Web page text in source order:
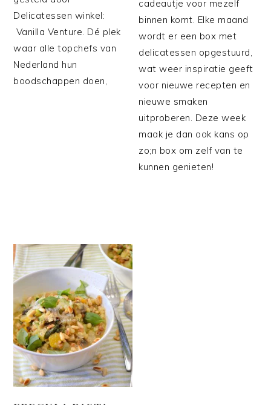
Delicatessen winkel:
Vanilla Venture. Dé plek
waar alle topchefs van
Nederland hun
boodschappen doen,
cadeautje voor mezelf
binnen komt. Elke maand
wordt er een box met
delicatessen opgestuurd,
wat weer inspiratie geeft
voor nieuwe recepten en
nieuwe smaken
uitproberen. Deze week
maak je dan ook kans op
zo;n box om zelf van te
kunnen genieten!